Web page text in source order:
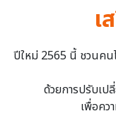
เ
ปีใหม่ 2565 นี้ ชวนคน
ด้วยการปรับเ
เพื่อคว